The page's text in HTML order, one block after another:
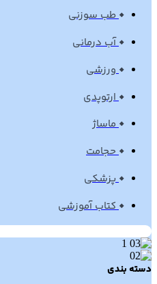
طب سوزنی
آب درمانی
ورزشی
ارتوپدی
ماساژ
حجامت
پزشکی
کتاب آموزشی
دسته بندی